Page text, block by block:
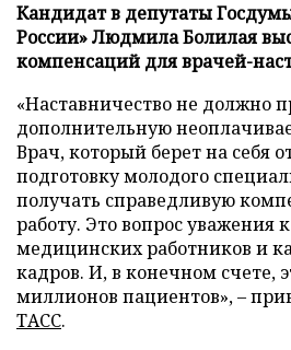
Кандидат в депутаты
России» Людмила Болилая
компенсаций для врачей-
«Наставничество не должно
дополнительную
Врач, который берет на себя
подготовку молодого
получать справедливую
работу. Это вопрос уважения
медицинских работников и
кадров. И, в конечном счете,
миллионов пациентов», –
ТАСС.